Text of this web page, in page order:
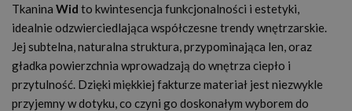
Tkanina Wid to kwintesencja funkcjonalności i estetyki,
idealnie odzwierciedlająca współczesne trendy wnętrzarskie.
Jej subtelna, naturalna struktura, przypominająca len, oraz
gładka powierzchnia wprowadzają do wnętrza ciepło i
przytulność. Dzięki miękkiej fakturze materiał jest niezwykle
przyjemny w dotyku, co czyni go doskonałym wyborem do